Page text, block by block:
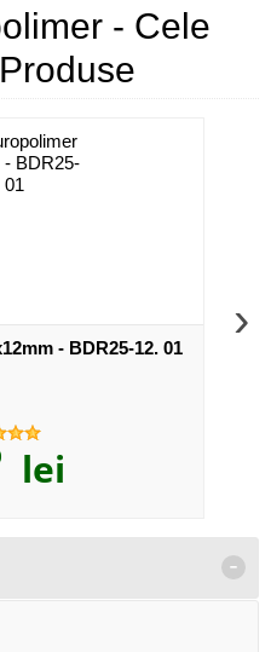
- Cele
- BDR25-12. 01
lei
›
-